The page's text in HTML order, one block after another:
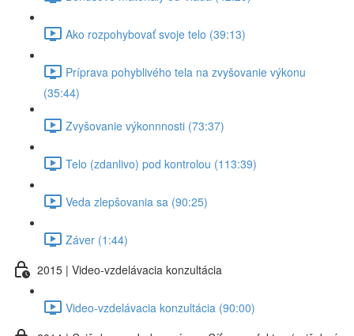
Ako rozpohybovať svoje telo (39:13)
Príprava pohyblivého tela na zvyšovanie výkonu
(35:44)
Zvyšovanie výkonnnosti (73:37)
Telo (zdanlivo) pod kontrolou (113:39)
Veda zlepšovania sa (90:25)
Záver (1:44)
2015 | Video-vzdelávacia konzultácia
Video-vzdelávacia konzultácia (90:00)